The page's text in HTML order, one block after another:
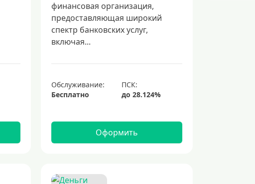
финансовая организация,
предоставляющая широкий
спектр банковских услуг,
включая...
Обслуживание:
Бесплатно
Оформить